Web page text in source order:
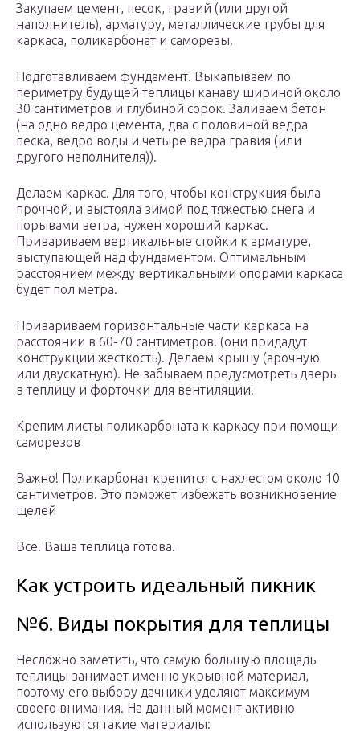
Закупаем цемент, песок, гравий (или другой
наполнитель), арматуру, металлические трубы для
каркаса, поликарбонат и саморезы.
Подготавливаем фундамент. Выкапываем по
периметру будущей теплицы канаву шириной около
30 сантиметров и глубиной сорок. Заливаем бетон
(на одно ведро цемента, два с половиной ведра
песка, ведро воды и четыре ведра гравия (или
другого наполнителя)).
Делаем каркас. Для того, чтобы конструкция была
прочной, и выстояла зимой под тяжестью снега и
порывами ветра, нужен хороший каркас.
Привариваем вертикальные стойки к арматуре,
выступающей над фундаментом. Оптимальным
расстоянием между вертикальными опорами каркаса
будет пол метра.
Привариваем горизонтальные части каркаса на
расстоянии в 60-70 сантиметров. (они придадут
конструкции жесткость). Делаем крышу (арочную
или двускатную). Не забываем предусмотреть дверь
в теплицу и форточки для вентиляции!
Крепим листы поликарбоната к каркасу при помощи
саморезов
Важно! Поликарбонат крепится с нахлестом около 10
сантиметров. Это поможет избежать возникновение
щелей
Все! Ваша теплица готова.
Как устроить идеальный пикник
№6. Виды покрытия для теплицы
Несложно заметить, что самую большую площадь
теплицы занимает именно укрывной материал,
поэтому его выбору дачники уделяют максимум
своего внимания. На данный момент активно
используются такие материалы: